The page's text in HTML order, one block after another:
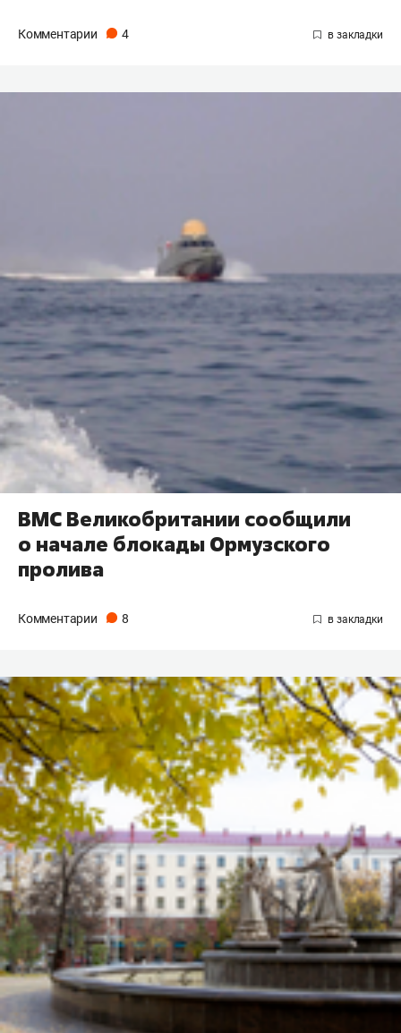
Комментарии 4
ВМС Великобритании сообщили
о начале блокады Ормузского
пролива
Комментарии 8